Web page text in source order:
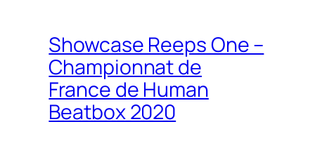
Showcase Reeps One –
Championnat de
France de Human
Beatbox 2020